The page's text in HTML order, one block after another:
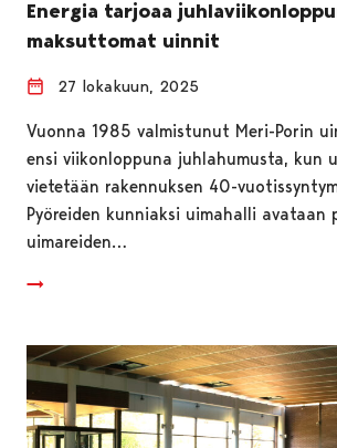
Energia tarjoaa
maksuttomat uinnit
27 lokakuun, 2025
Vuonna 1985 valmistunut Meri-Porin
ensi viikonloppuna juhlahumusta, kun
vietetään rakennuksen 40-
Pyöreiden kunniaksi uimahalli avataan
uimareiden…